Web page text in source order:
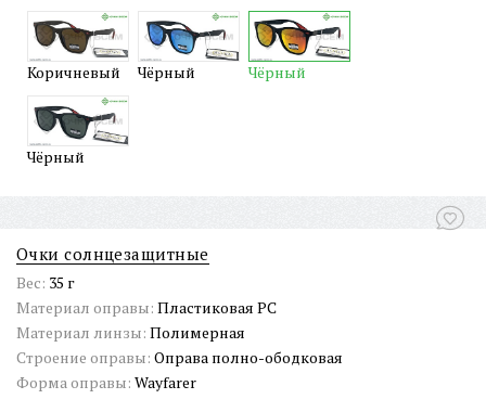
Коричневый Чёрный Чёрный
Чёрный
Очки солнцезащитные
Вес: 35 г
Материал оправы: Пластиковая PC
Материал линзы: Полимерная
Строение оправы: Оправа полно-ободковая
Форма оправы: Wayfarer